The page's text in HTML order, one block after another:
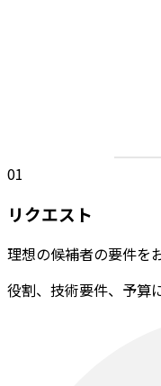
01
リクエスト
理想の候補者の要件を
役割、技術要件、予算